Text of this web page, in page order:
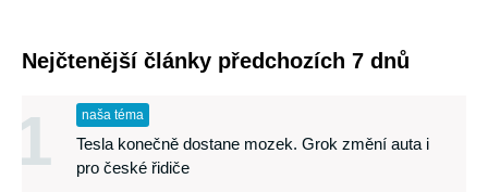
Nejčtenější články předchozích 7 dnů
1 naša téma
Tesla konečně dostane mozek. Grok změní auta i
pro české řidiče